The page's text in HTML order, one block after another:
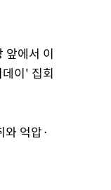
앞에서 이
이' 집회
억압·